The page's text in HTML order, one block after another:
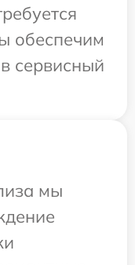
обеспечим
сервисный
мы